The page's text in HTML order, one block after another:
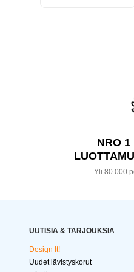
NRO
Yli 80 000
UUTISIA & TARJOUKSIA
Design It!
Uudet lävistyskorut